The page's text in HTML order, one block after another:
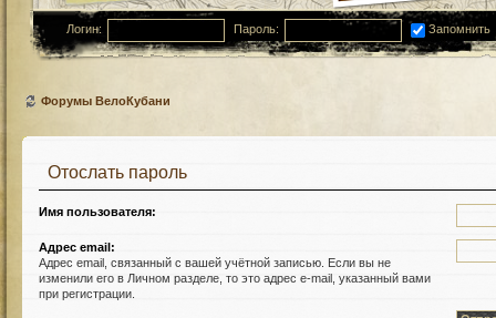
Логин: Пароль: Запомнить
Форумы ВелоКубани
Отослать пароль
Имя пользователя:
Адрес email:
Адрес email, связанный с вашей учётной записью. Если вы не
изменили его в Личном разделе, то это адрес e-mail, указанный вами
при регистрации.